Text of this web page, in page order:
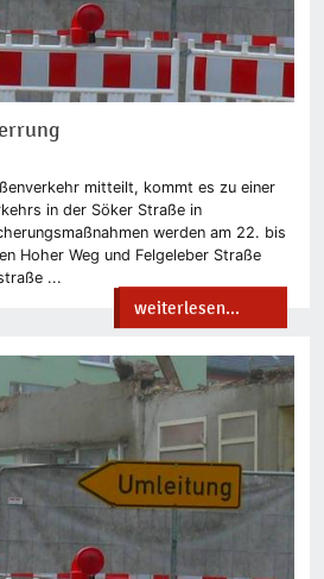
mitteilt, kommt es zu einer
in der Söker Straße in
werden am 22. bis
Hoher Weg und Felgeleber Straße
...
weiterlesen...